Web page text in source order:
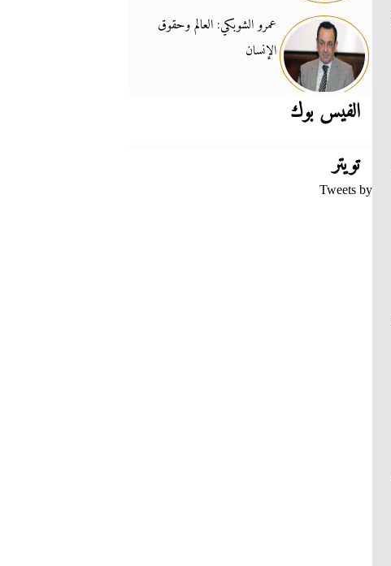
عمرو الشوبكي: العالم وحقوق
الإنسان
الفيس بوك
تويتر
Tweets by